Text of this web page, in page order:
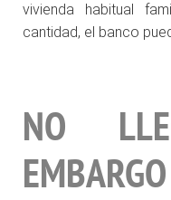
vivienda habitual
cantidad, el banco
NO
EMBARGO